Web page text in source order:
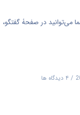
می‌توانید در صفحۀ گفتگو،
۴ دیدگاه ها